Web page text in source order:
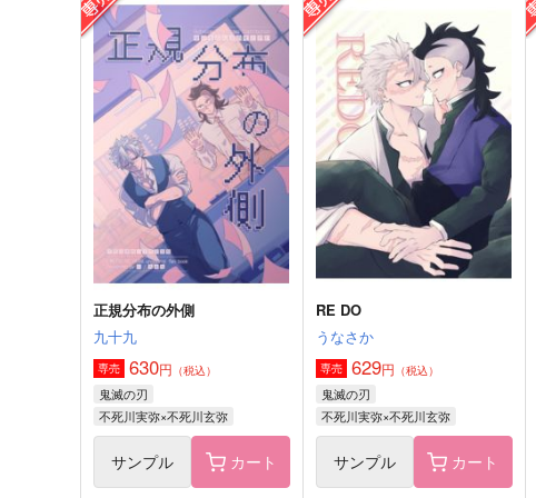
おっぺけぺいっ
787円（税込）
不死川実弥×不死川玄弥
サンプル 作品詳細
おっぺけぺいっ
629円（税込）
不死川実弥×不死川玄弥
サンプル 作品詳細
テセウスの櫂を漕ぐ1 RE DO
正規分布の外側
九十九
専売 630円 （税込）
鬼滅の刃
不死川実弥×不死川玄弥
サンプル カート
RE DO
うなさか
専売 629円 （税込）
鬼滅の刃
不死川実弥×不死川玄弥
サンプル カート